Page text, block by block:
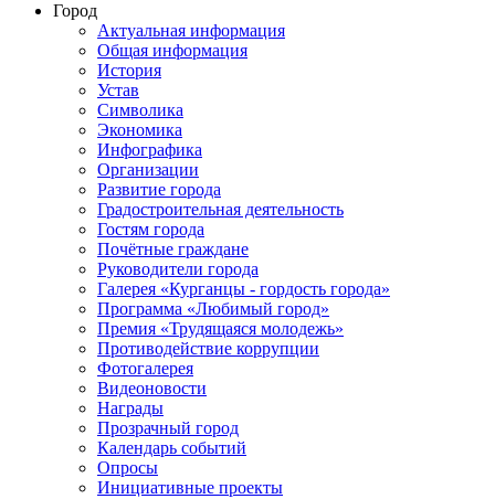
Город
Актуальная информация
Общая информация
История
Устав
Символика
Экономика
Инфографика
Организации
Развитие города
Градостроительная деятельность
Гостям города
Почётные граждане
Руководители города
Галерея «Курганцы - гордость города»
Программа «Любимый город»
Премия «Трудящаяся молодежь»
Противодействие коррупции
Фотогалерея
Видеоновости
Награды
Прозрачный город
Календарь событий
Опросы
Инициативные проекты